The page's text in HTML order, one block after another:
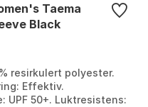
Taema
Black
resirkulert polyester.
Effektiv.
UPF 50+. Luktresistens: